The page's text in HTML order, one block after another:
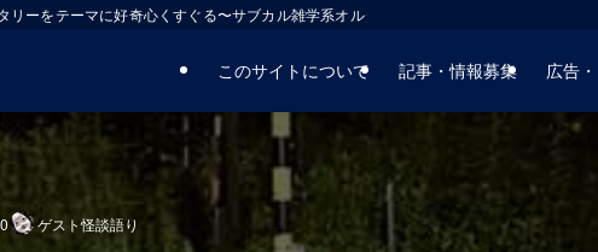
ーをテーマに好奇心くすぐる〜サブカル雑学系オルタナティブサイト
このサイトについて 記事・情報募集 広告
ゲスト怪談語り